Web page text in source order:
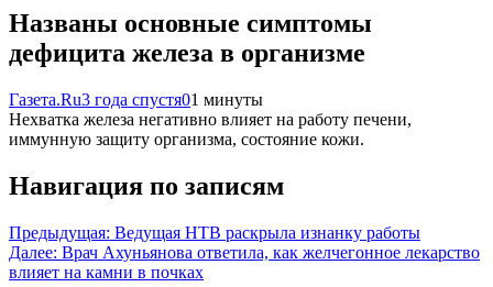
Названы основные симптомы
дефицита железа в организме
Газета.Ru3 года спустя01 минуты
Нехватка железа негативно влияет на работу печени,
иммунную защиту организма, состояние кожи.
Навигация по записям
Предыдущая: Ведущая НТВ раскрыла изнанку работы
Далее: Врач Ахуньянова ответила, как желчегонное лекарство
влияет на камни в почках